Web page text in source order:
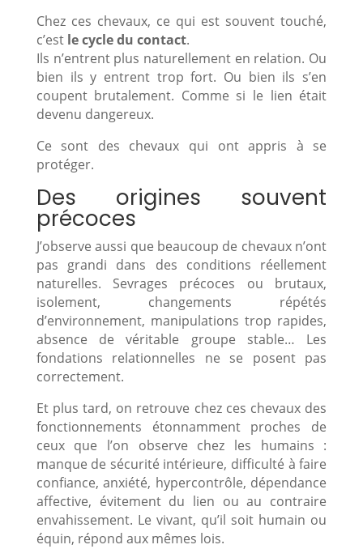
Chez ces chevaux, ce qui est souvent touché,
c’est le cycle du contact.
Ils n’entrent plus naturellement en relation. Ou
bien ils y entrent trop fort. Ou bien ils s’en
coupent brutalement. Comme si le lien était
devenu dangereux.
Ce sont des chevaux qui ont appris à se
protéger.
Des origines souvent
précoces
J’observe aussi que beaucoup de chevaux n’ont
pas grandi dans des conditions réellement
naturelles. Sevrages précoces ou brutaux,
isolement, changements répétés
d’environnement, manipulations trop rapides,
absence de véritable groupe stable… Les
fondations relationnelles ne se posent pas
correctement.
Et plus tard, on retrouve chez ces chevaux des
fonctionnements étonnamment proches de
ceux que l’on observe chez les humains :
manque de sécurité intérieure, difficulté à faire
confiance, anxiété, hypercontrôle, dépendance
affective, évitement du lien ou au contraire
envahissement. Le vivant, qu’il soit humain ou
équin, répond aux mêmes lois.